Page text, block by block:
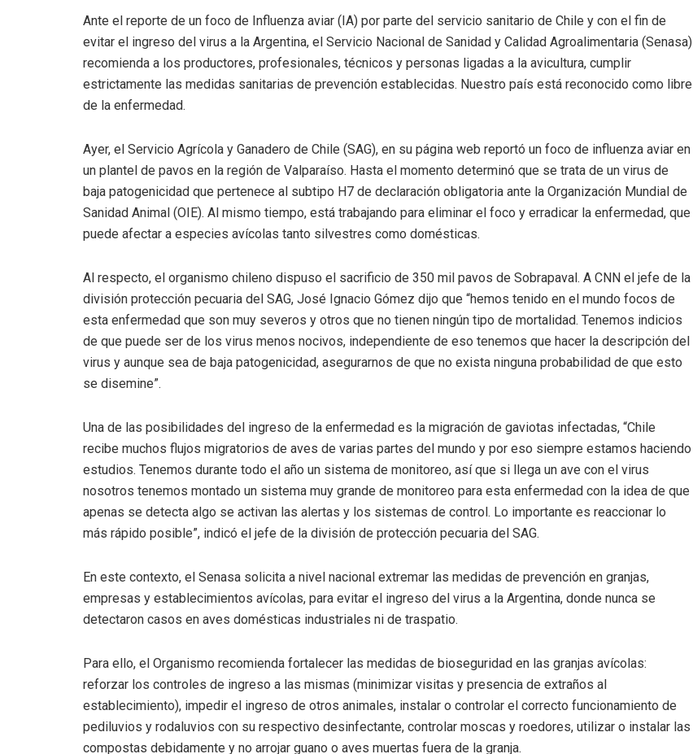
Ante el reporte de un foco de Influenza aviar (IA) por parte del servicio sanitario de Chile y con el fin de
evitar el ingreso del virus a la Argentina, el Servicio Nacional de Sanidad y Calidad Agroalimentaria (Senasa)
recomienda a los productores, profesionales, técnicos y personas ligadas a la avicultura, cumplir
estrictamente las medidas sanitarias de prevención establecidas. Nuestro país está reconocido como libre
de la enfermedad.
Ayer, el Servicio Agrícola y Ganadero de Chile (SAG), en su página web reportó un foco de influenza aviar en
un plantel de pavos en la región de Valparaíso. Hasta el momento determinó que se trata de un virus de
baja patogenicidad que pertenece al subtipo H7 de declaración obligatoria ante la Organización Mundial de
Sanidad Animal (OIE). Al mismo tiempo, está trabajando para eliminar el foco y erradicar la enfermedad, que
puede afectar a especies avícolas tanto silvestres como domésticas.
Al respecto, el organismo chileno dispuso el sacrificio de 350 mil pavos de Sobrapaval. A CNN el jefe de la
división protección pecuaria del SAG, José Ignacio Gómez dijo que “hemos tenido en el mundo focos de
esta enfermedad que son muy severos y otros que no tienen ningún tipo de mortalidad. Tenemos indicios
de que puede ser de los virus menos nocivos, independiente de eso tenemos que hacer la descripción del
virus y aunque sea de baja patogenicidad, asegurarnos de que no exista ninguna probabilidad de que esto
se disemine”.
Una de las posibilidades del ingreso de la enfermedad es la migración de gaviotas infectadas, “Chile
recibe muchos flujos migratorios de aves de varias partes del mundo y por eso siempre estamos haciendo
estudios. Tenemos durante todo el año un sistema de monitoreo, así que si llega un ave con el virus
nosotros tenemos montado un sistema muy grande de monitoreo para esta enfermedad con la idea de que
apenas se detecta algo se activan las alertas y los sistemas de control. Lo importante es reaccionar lo
más rápido posible”, indicó el jefe de la división de protección pecuaria del SAG.
En este contexto, el Senasa solicita a nivel nacional extremar las medidas de prevención en granjas,
empresas y establecimientos avícolas, para evitar el ingreso del virus a la Argentina, donde nunca se
detectaron casos en aves domésticas industriales ni de traspatio.
Para ello, el Organismo recomienda fortalecer las medidas de bioseguridad en las granjas avícolas:
reforzar los controles de ingreso a las mismas (minimizar visitas y presencia de extraños al
establecimiento), impedir el ingreso de otros animales, instalar o controlar el correcto funcionamiento de
pediluvios y rodaluvios con su respectivo desinfectante, controlar moscas y roedores, utilizar o instalar las
compostas debidamente y no arrojar guano o aves muertas fuera de la granja.